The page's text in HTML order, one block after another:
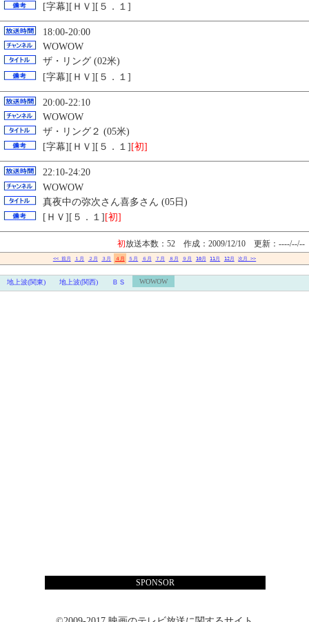
[字幕][ＨＶ][５．１]
18:00-20:00
WOWOW
ザ・リング (02米)
[字幕][ＨＶ][５．１]
20:00-22:10
WOWOW
ザ・リング２ (05米)
[字幕][ＨＶ][５．１] [初]
22:10-24:20
WOWOW
真夜中の弥次さん喜多さん (05日)
[ＨＶ][５．１] [初]
初放送本数：52 作成：2009/12/10 更新：----/--/--
<< 前月 １月 ２月 ３月 ４月 ５月 ６月 ７月 ８月 ９月 10月 11月 12月 次月 >>
地上波(関東) 地上波(関西) ＢＳ WOWOW
SPONSOR